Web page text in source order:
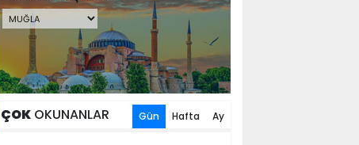
ÇOK OKUNANLAR Gün Hafta Ay